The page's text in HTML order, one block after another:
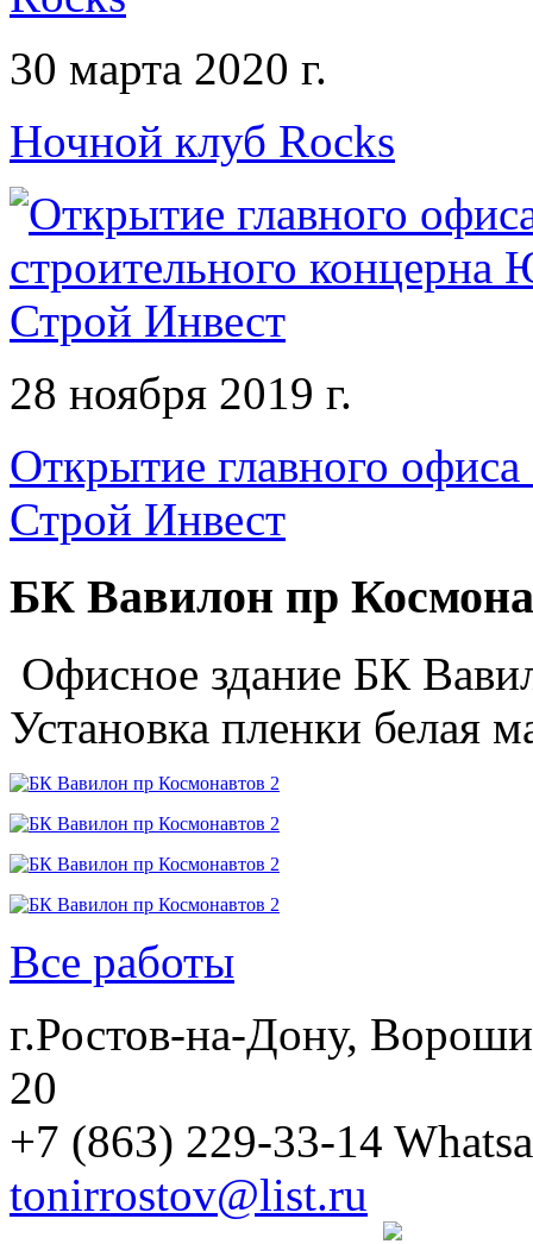
30 марта 2020 г.
Ночной клуб Rocks
28 ноября 2019 г.
Открытие главного
Строй Инвест
БК Вавилон пр
Офисное здание БК
Установка пленки белая
Все работы
г.Ростов-на-Дону,
20
+7 (863) 229-33-14
tonirrostov@list.ru